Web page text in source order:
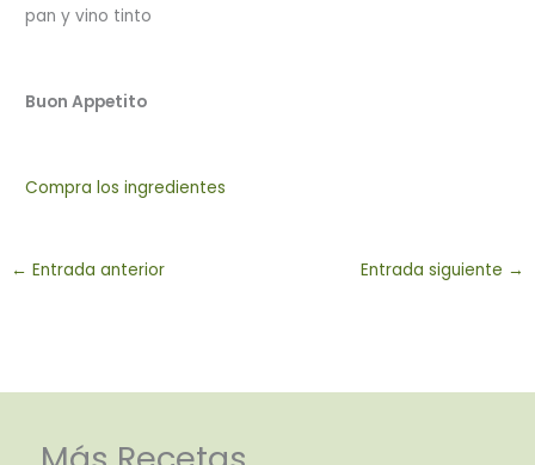
pan y vino tinto
Buon Appetito
Compra los ingredientes
← Entrada anterior Entrada siguiente →